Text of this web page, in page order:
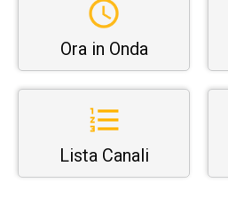
Ora in Onda
Lista Canali